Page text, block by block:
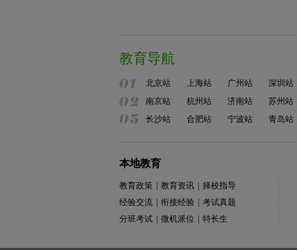
教育导航
北京站 上海站 广州站 深圳站
南京站
杭州站 济南站 苏州站
长沙站
合肥站 宁波站 青岛站
本地教育
教育政策 教育资讯
择校指导
经验交流
衔接经验
考试真题
分班考试
微机派位 特长生